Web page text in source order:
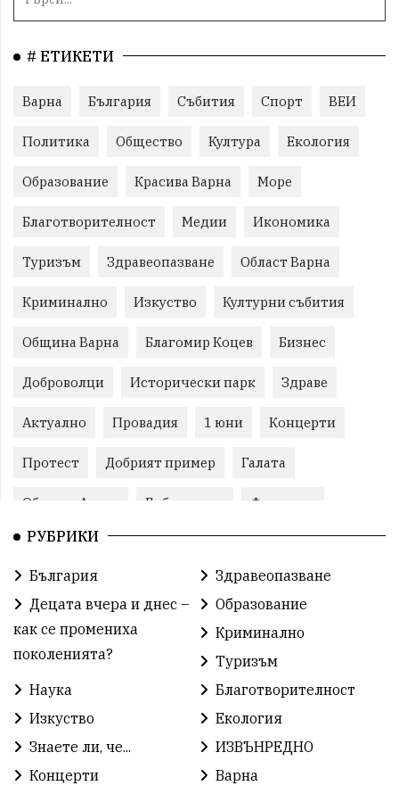
# ЕТИКЕТИ
Варна България Събития Спорт ВЕИ
Политика Общество Култура Екология
Образование Красива Варна Море
Благотворителност Медии Икономика
Туризъм Здравеопазване Област Варна
Криминално Изкуство Културни събития
Община Варна Благомир Коцев Бизнес
Доброволци Исторически парк Здраве
Актуално Провадия 1 юни Концерти
Протест Добрият пример Галата
Община Аврен Библиотека Фестивал
Финанси
Театър Спорт за деца История
Градски транспорт Нов протест
Безплатни прегледи Волейбол Карин дом
Зелена Енергия Ден на детето
Книги Ветрогенератори Девня
Ден на народните будители Изложба
РУБРИКИ
България
Здравеопазване
Децата вчера и днес –
как се промениха
поколенията?
Образование
Криминално
Туризъм
Наука
Благотворителност
Изкуство
Екология
Знаете ли, че...
ИЗВЪНРЕДНО
Концерти
Варна